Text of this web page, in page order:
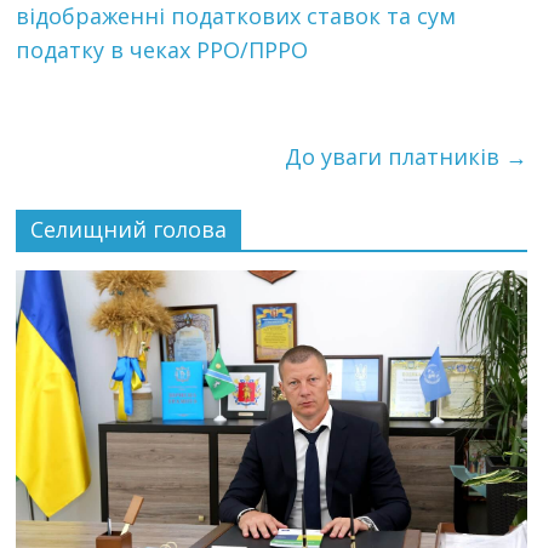
відображенні податкових ставок та сум
податку в чеках РРО/ПРРО
До уваги платників →
Селищний голова